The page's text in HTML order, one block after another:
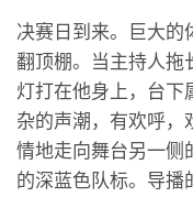
决赛日到来。巨大的
翻顶棚。当主持人
灯打在他身上，台下
杂的声潮，有欢呼，
情地走向舞台另一侧
的深蓝色队标。导播